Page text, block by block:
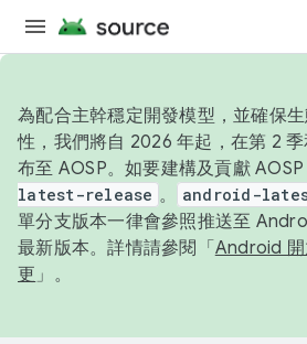
為配合主幹穩定開發模型，並確保
性，我們將自 2026 年起，在第 2
布至 AOSP。如要建構及貢獻
latest-release 。 android-
單分支版本一律會參照推送至
最新版本。詳情請參閱「 Android
更 」。